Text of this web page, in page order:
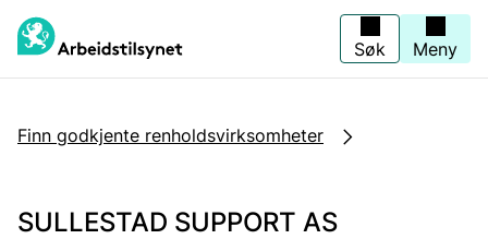
main
content
Søk Meny
Finn godkjente renholdsvirksomheter
SULLESTAD SUPPORT AS